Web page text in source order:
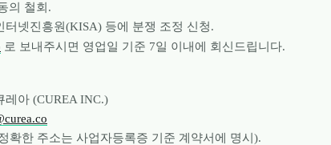
의 철회.
터넷진흥원(KISA) 등에 분쟁 조정 신청.
로 보내주시면 영업일 기준 7일 이내에 회신드립니다.
레아 (CUREA INC.)
확한 주소는 사업자등록증 기준 계약서에 명시).